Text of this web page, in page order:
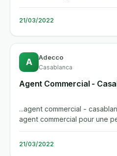
recrutons...
21/03/2022
A Adecco
Casablanca
Agent Commercial -
...agent commercial - casablanca nous recrutons
agent commercial pour une
recherche...
21/03/2022